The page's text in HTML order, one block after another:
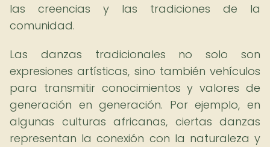
las creencias y las tradiciones de la
comunidad.
Las danzas tradicionales no solo son
expresiones artísticas, sino también vehículos
para transmitir conocimientos y valores de
generación en generación. Por ejemplo, en
algunas culturas africanas, ciertas danzas
representan la conexión con la naturaleza y